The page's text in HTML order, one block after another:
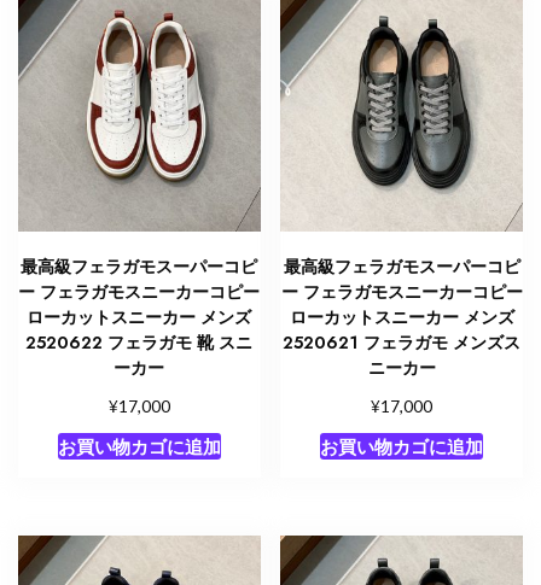
最高級フェラガモスーパーコピ
ー フェラガモスニーカーコピー
ローカットスニーカー メンズ
2520622 フェラガモ 靴 スニ
ーカー
¥17,000
お買い物カゴに追加
最高級フェラガモスーパーコピ
ー フェラガモスニーカーコピー
ローカットスニーカー メンズ
2520621 フェラガモ メンズス
ニーカー
¥17,000
お買い物カゴに追加